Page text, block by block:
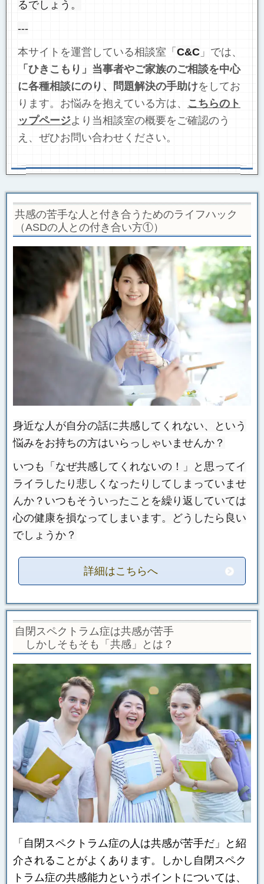
るでしょう。
---
本サイトを運営している相談室「C&C 」では、
「ひきこもり」当事者やご家族のご相談を中心
に各種相談にのり、問題解決の手助けをしてお
ります。お悩みを抱えている方は、 こちらの ト
ップページより当相談室の概要をご確認のう
え、ぜひお問い合わせください。
共感の苦手な人と付き合うためのライフハック
（ASDの人との付き合い方①）
身近な人が自分の話に共感してくれない、という
悩みをお持ちの方はいらっしゃいませんか？
いつも「なぜ共感してくれないの！」と思ってイ
ライラしたり悲しくなったりしてしまっていませ
んか？いつもそういったことを繰り返していては
心の健康を損なってしまいます。どうしたら良い
でしょうか？
詳細はこちらへ
自閉スペクトラム症は共感が苦手
しかしそもそも「共感」とは？
「自閉スペクトラム症の人は共感が苦手だ」と紹
介されることがよくあります。しかし自閉スペク
トラム症の共感能力というポイントについては、